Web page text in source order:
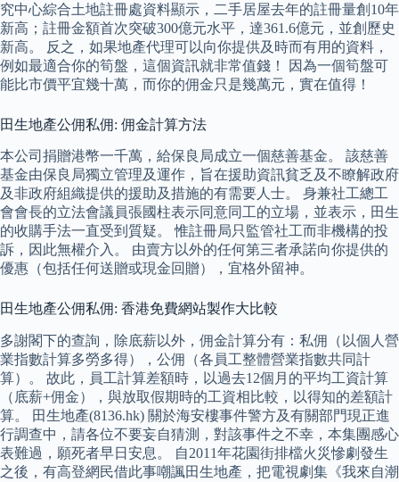
究中心綜合土地註冊處資料顯示，二手居屋去年的註冊量創10年
新高；註冊金額首次突破300億元水平，達361.6億元，並創歷史
新高。 反之，如果地產代理可以向你提供及時而有用的資料，
例如最適合你的筍盤，這個資訊就非常值錢！ 因為一個筍盤可
能比市價平宜幾十萬，而你的佣金只是幾萬元，實在值得！
田生地產公佣私佣: 佣金計算方法
本公司捐贈港幣一千萬，給保良局成立一個慈善基金。 該慈善
基金由保良局獨立管理及運作，旨在援助資訊貧乏及不瞭解政府
及非政府組織提供的援助及措施的有需要人士。 身兼社工總工
會會長的立法會議員張國柱表示同意同工的立場，並表示，田生
的收購手法一直受到質疑。 惟註冊局只監管社工而非機構的投
訴，因此無權介入。 由賣方以外的任何第三者承諾向你提供的
優惠（包括任何送贈或現金回贈），宜格外留神。
田生地產公佣私佣: 香港免費網站製作大比較
多謝閣下的查詢，除底薪以外，佣金計算分有：私佣（以個人營
業指數計算多勞多得），公佣（各員工整體營業指數共同計
算）。 故此，員工計算差額時，以過去12個月的平均工資計算
（底薪+佣金），與放取假期時的工資相比較，以得知的差額計
算。 田生地產(8136.hk) 關於海安樓事件警方及有關部門現正進
行調查中，請各位不要妄自猜測，對該事件之不幸，本集團感心
表難過，願死者早日安息。 自2011年花園街排檔火災慘劇發生
之後，有高登網民借此事嘲諷田生地產，把電視劇集《我來自潮